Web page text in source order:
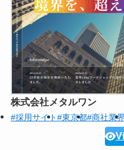
株式会社メタルワン
#採用サイト#東京都#商社業界